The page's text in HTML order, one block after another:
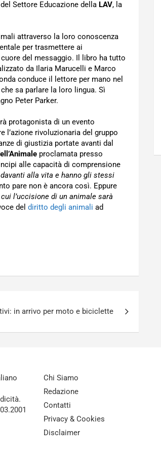
Settore Educazione della LAV, la
attraverso la loro conoscenza
per trasmettere ai
del messaggio. Il libro ha tutto
da Ilaria Marucelli e Marco
conduce il lettore per mano nel
sa parlare la loro lingua. Sì
Peter Parker.
protagonista di un evento
l’azione rivoluzionaria del gruppo
di giustizia portate avanti dal
proclamata presso
alle capacità di comprensione
alla vita e hanno gli stessi
pare non è ancora così. Eppure
l’uccisione di un animale sarà
del diritto degli animali ad
in arrivo per moto e biciclette
Chi Siamo
Redazione
Contatti
Privacy & Cookies
Disclaimer